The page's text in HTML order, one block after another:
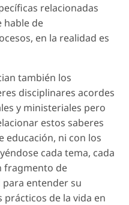
relacionadas
hable de
en la realidad es
también los
disciplinares acordes
y ministeriales pero
estos saberes
educación, ni con los
cada tema, cada
fragmento de
entender su
de la vida en